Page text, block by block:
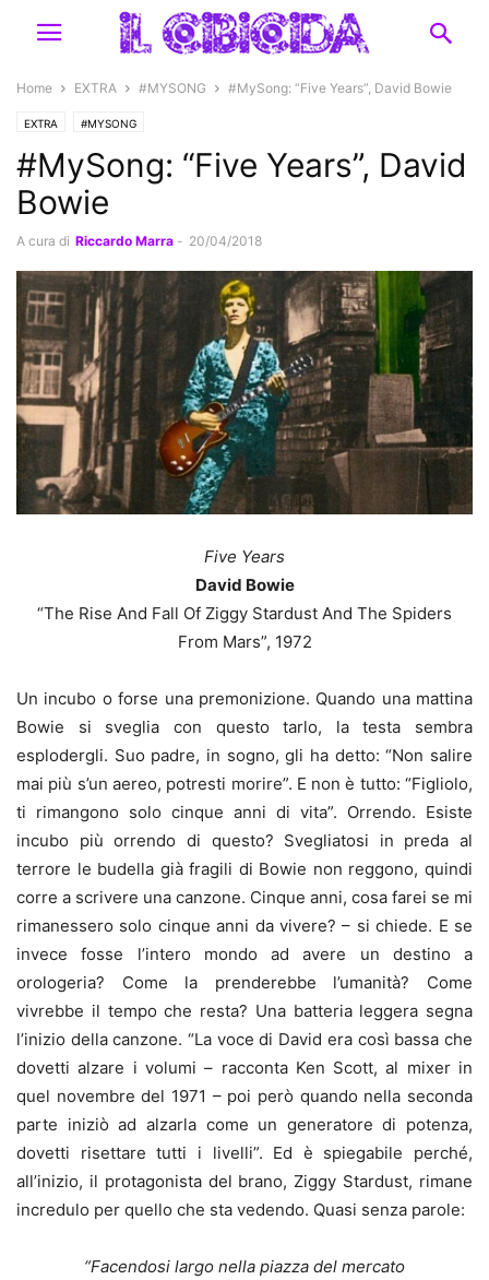
Home EXTRA #MYSONG #MySong: “Five Years”, David Bowie
EXTRA #MYSONG
#MySong: “Five Years”, David
Bowie
A cura di Riccardo Marra - 20/04/2018
Five Years
David Bowie
“The Rise And Fall Of Ziggy Stardust And The Spiders
From Mars”, 1972
Un incubo o forse una premonizione. Quando una mattina
Bowie si sveglia con questo tarlo, la testa sembra
esplodergli. Suo padre, in sogno, gli ha detto: “Non salire
mai più s’un aereo, potresti morire”. E non è tutto: “Figliolo,
ti rimangono solo cinque anni di vita”. Orrendo. Esiste
incubo più orrendo di questo? Svegliatosi in preda al
terrore le budella già fragili di Bowie non reggono, quindi
corre a scrivere una canzone. Cinque anni, cosa farei se mi
rimanessero solo cinque anni da vivere? – si chiede. E se
invece fosse l’intero mondo ad avere un destino a
orologeria? Come la prenderebbe l’umanità? Come
vivrebbe il tempo che resta? Una batteria leggera segna
l’inizio della canzone. “La voce di David era così bassa che
dovetti alzare i volumi – racconta Ken Scott, al mixer in
quel novembre del 1971 – poi però quando nella seconda
parte iniziò ad alzarla come un generatore di potenza,
dovetti risettare tutti i livelli”. Ed è spiegabile perché,
all’inizio, il protagonista del brano, Ziggy Stardust, rimane
incredulo per quello che sta vedendo. Quasi senza parole:
“Facendosi largo nella piazza del mercato